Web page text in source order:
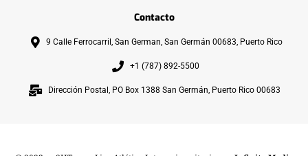
Contacto
9 Calle Ferrocarril, San German, San Germán 00683, Puerto Rico
+1 (787) 892-5500
Dirección Postal, PO Box 1388 San Germán, Puerto Rico 00683